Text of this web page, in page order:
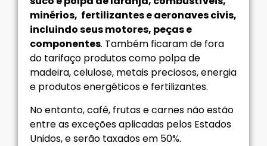
minérios, fertilizantes e aeronaves civis,
incluindo seus motores, peças e
componentes. Também ficaram de fora
do tarifaço produtos como polpa de
madeira, celulose, metais preciosos, energia
e produtos energéticos e fertilizantes.
No entanto, café, frutas e carnes não estão
entre as exceções aplicadas pelos Estados
Unidos, e serão taxados em 50%.